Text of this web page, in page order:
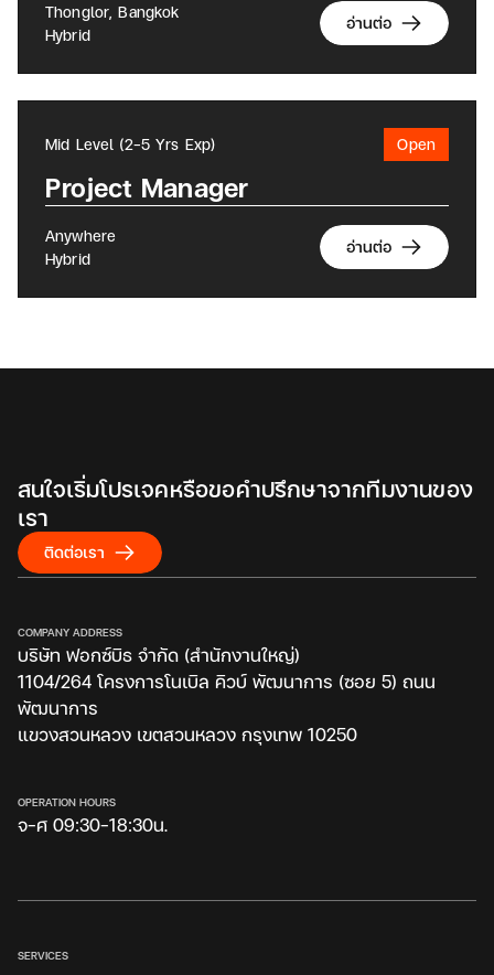
Thonglor, Bangkok
Hybrid
อ่านต่อ
Mid Level (2-5 Yrs Exp) Open
Project Manager
Anywhere
Hybrid
อ่านต่อ
COMPANY ADDRESS
บริษัท ฟอกซ์บิธ จำกัด (สำนักงานใหญ่)
1104/264 โครงการโนเบิล คิวบ์ พัฒนาการ (ซอย 5) ถนน
พัฒนาการ
แขวงสวนหลวง เขตสวนหลวง กรุงเทพ 10250
OPERATION HOURS
จ-ศ 09:30-18:30น.
สนใจเริ่มโปรเจคหรือขอคำปรึกษาจากทีมงานของ
เรา
ติดต่อเรา
SERVICES